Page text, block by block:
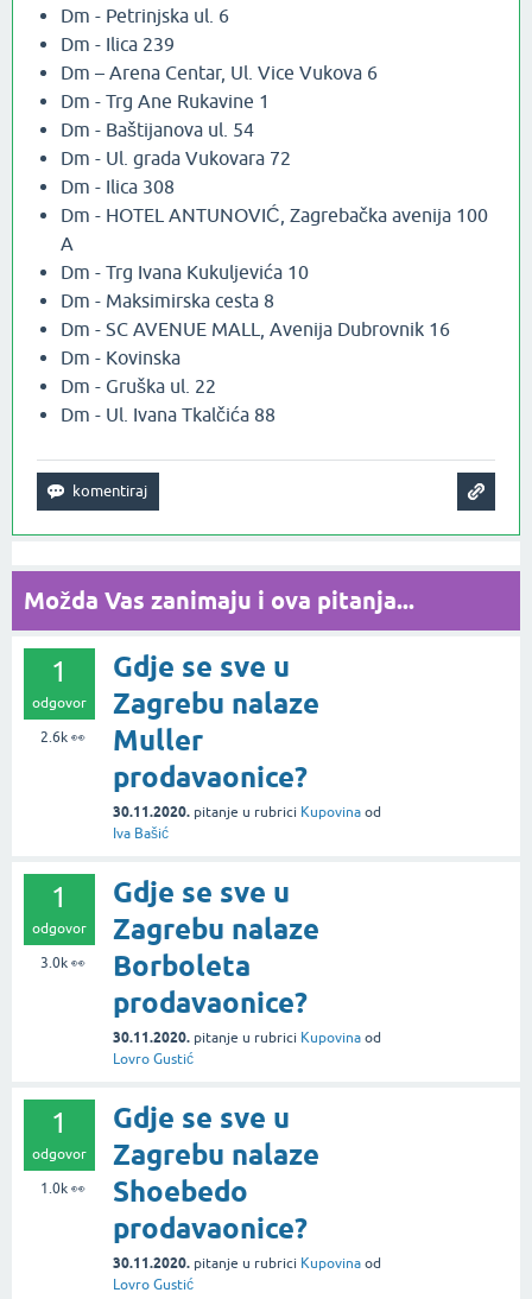
Dm - Petrinjska ul. 6
Dm - Ilica 239
Dm – Arena Centar, Ul. Vice Vukova 6
Dm - Trg Ane Rukavine 1
Dm - Baštijanova ul. 54
Dm - Ul. grada Vukovara 72
Dm - Ilica 308
Dm - HOTEL ANTUNOVIĆ, Zagrebačka avenija 100
A
Dm - Trg Ivana Kukuljevića 10
Dm - Maksimirska cesta 8
Dm - SC AVENUE MALL, Avenija Dubrovnik 16
Dm - Kovinska
Dm - Gruška ul. 22
Dm - Ul. Ivana Tkalčića 88
Možda Vas zanimaju i ova pitanja...
1
odgovor
2.6k👀
Gdje se sve u
Zagrebu nalaze
Muller
prodavaonice?
30.11.2020. pitanje u rubrici Kupovina od
Iva Bašić
1
odgovor
3.0k👀
Gdje se sve u
Zagrebu nalaze
Borboleta
prodavaonice?
30.11.2020. pitanje u rubrici Kupovina od
Lovro Gustić
1
odgovor
1.0k👀
Gdje se sve u
Zagrebu nalaze
Shoebedo
prodavaonice?
30.11.2020. pitanje u rubrici Kupovina od
Lovro Gustić